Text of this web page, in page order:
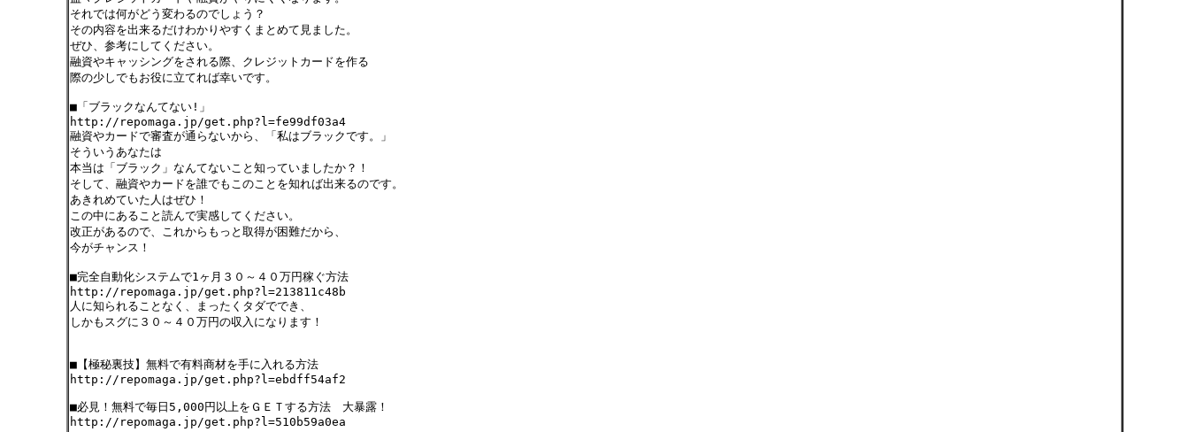
それでは何がどう変わるのでしょう？
その内容を出来るだけわかりやすくまとめて見ました。
ぜひ、参考にしてください。
融資やキャッシングをされる際、クレジットカードを作る
際の少しでもお役に立てれば幸いです。
■「ブラックなんてない!」
http://repomaga.jp/get.php?l=fe99df03a4
融資やカードで審査が通らないから、「私はブラックです。」
そういうあなたは
本当は「ブラック」なんてないこと知っていましたか？！
そして、融資やカードを誰でもこのことを知れば出来るのです。
あきれめていた人はぜひ！
この中にあること読んで実感してください。
改正があるので、これからもっと取得が困難だから、
今がチャンス！
■完全自動化システムで1ヶ月３０～４０万円稼ぐ方法
http://repomaga.jp/get.php?l=213811c48b
人に知られることなく、まったくタダででき、
しかもスグに３０～４０万円の収入になります！
■【極秘裏技】無料で有料商材を手に入れる方法
http://repomaga.jp/get.php?l=ebdff54af2
■必見！無料で毎日5,000円以上をＧＥＴする方法 大暴露！
http://repomaga.jp/get.php?l=510b59a0ea